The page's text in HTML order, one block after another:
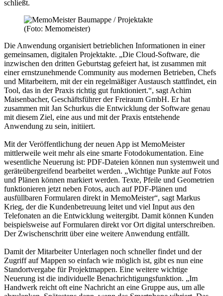
schließt.
(Foto: Memomeister)
Die Anwendung organisiert betrieblichen Informationen in einer
gemeinsamen, digitalen Projektakte. „Die Cloud-Software, die
inzwischen den dritten Geburtstag gefeiert hat, ist zusammen mit
einer ernstzunehmende Community aus modernen Betrieben, Chefs
und Mitarbeitern, mit der ein regelmäßiger Austausch stattfindet, ein
Tool, das in der Praxis richtig gut funktioniert.“, sagt Achim
Maisenbacher, Geschäftsführer der Freiraum GmbH. Er hat
zusammen mit Jan Schurkus die Entwicklung der Software genau
mit diesem Ziel, eine aus und mit der Praxis entstehende
Anwendung zu sein, initiiert.
Mit der Veröffentlichung der neuen App ist MemoMeister
mittlerweile weit mehr als eine smarte Fotodokumentation. Eine
wesentliche Neuerung ist: PDF-Dateien können nun systemweit und
geräteübergreifend bearbeitet werden. „Wichtige Punkte auf Fotos
und Plänen können markiert werden. Texte, Pfeile und Geometrien
funktionieren jetzt neben Fotos, auch auf PDF-Plänen und
ausfüllbaren Formularen direkt in MemoMeister“, sagt Markus
Krieg, der die Kundenbetreuung leitet und viel Input aus den
Telefonaten an die Entwicklung weitergibt. Damit können Kunden
beispielsweise auf Formularen direkt vor Ort digital unterschreiben.
Der Zwischenschritt über eine weitere Anwendung entfällt.
Damit der Mitarbeiter Unterlagen noch schneller findet und der
Zugriff auf Mappen so einfach wie möglich ist, gibt es nun eine
Standortvergabe für Projektmappen. Eine weitere wichtige
Neuerung ist die individuelle Benachrichtigungsfunktion. „Im
Handwerk reicht oft eine Nachricht an eine Gruppe aus, um alle